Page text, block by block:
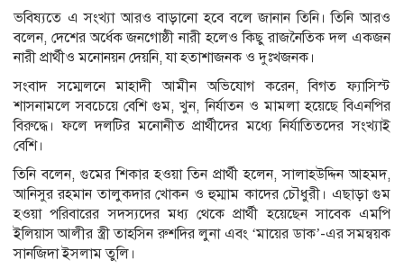
ভবিষ্যতে এ সংখ্যা আরও বাড়ানো হবে বলে জানান তিনি। তিনি আরও
বলেন, দেশের অর্ধেক জনগোষ্ঠী নারী হলেও কিছু রাজনৈতিক দল একজন
নারী প্রার্থীও মনোনয়ন দেয়নি, যা হতাশাজনক ও দুঃখজনক।
সংবাদ সম্মেলনে মাহাদী আমীন অভিযোগ করেন, বিগত ফ্যাসিস্ট
শাসনামলে সবচেয়ে বেশি গুম, খুন, নির্যাতন ও মামলা হয়েছে বিএনপির
বিরুদ্ধে। ফলে দলটির মনোনীত প্রার্থীদের মধ্যে নির্যাতিতদের সংখ্যাই
বেশি।
তিনি বলেন, গুমের শিকার হওয়া তিন প্রার্থী হলেন, সালাহউদ্দিন আহমদ,
আনিসুর রহমান তালুকদার খোকন ও হুম্মাম কাদের চৌধুরী। এছাড়া গুম
হওয়া পরিবারের সদস্যদের মধ্য থেকে প্রার্থী হয়েছেন সাবেক এমপি
ইলিয়াস আলীর স্ত্রী তাহসিন রুশদির লুনা এবং ‘মায়ের ডাক’-এর সমন্বয়ক
সানজিদা ইসলাম তুলি।